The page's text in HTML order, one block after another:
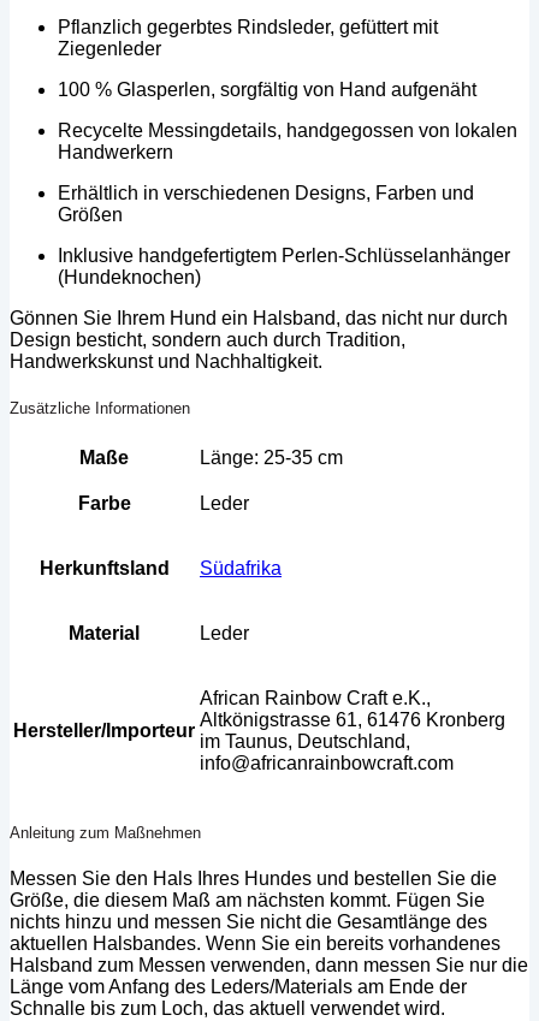
Pflanzlich gegerbtes Rindsleder, gefüttert mit
Ziegenleder
100 % Glasperlen, sorgfältig von Hand aufgenäht
Recycelte Messingdetails, handgegossen von lokalen
Handwerkern
Erhältlich in verschiedenen Designs, Farben und
Größen
Inklusive handgefertigtem Perlen-Schlüsselanhänger
(Hundeknochen)
Gönnen Sie Ihrem Hund ein Halsband, das nicht nur durch
Design besticht, sondern auch durch Tradition,
Handwerkskunst und Nachhaltigkeit.
Zusätzliche Informationen
Maße Länge: 25-35 cm
Farbe Leder
Herkunftsland Südafrika
Material Leder
Hersteller/Importeur
African Rainbow Craft e.K.,
Altkönigstrasse 61, 61476 Kronberg
im Taunus, Deutschland,
info@africanrainbowcraft.com
Anleitung zum Maßnehmen
Messen Sie den Hals Ihres Hundes und bestellen Sie die
Größe, die diesem Maß am nächsten kommt. Fügen Sie
nichts hinzu und messen Sie nicht die Gesamtlänge des
aktuellen Halsbandes. Wenn Sie ein bereits vorhandenes
Halsband zum Messen verwenden, dann messen Sie nur die
Länge vom Anfang des Leders/Materials am Ende der
Schnalle bis zum Loch, das aktuell verwendet wird.